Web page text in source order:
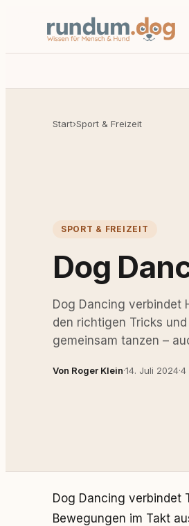
Start›Sport & Freizeit
SPORT & FREIZEIT
Dog
Dog Dancing verbindet
den richtigen Tricks
gemeinsam tanzen –
Von Roger Klein·14. Juli 2024·4
Dog Dancing verbindet
Bewegungen im Takt